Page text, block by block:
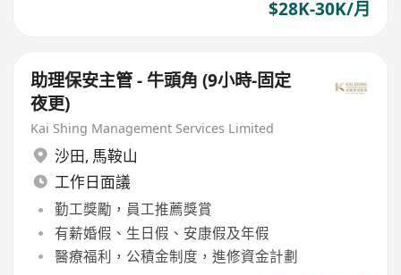
$28K-30K/月
助理保安主管 - 牛頭角 (9小時-固定
夜更)
Kai Shing Management Services Limited
沙田, 馬鞍山
工作日面議
勤工獎勵，員工推薦獎賞
有薪婚假、生日假、安康假及年假
醫療福利，公積金制度，進修資金計劃